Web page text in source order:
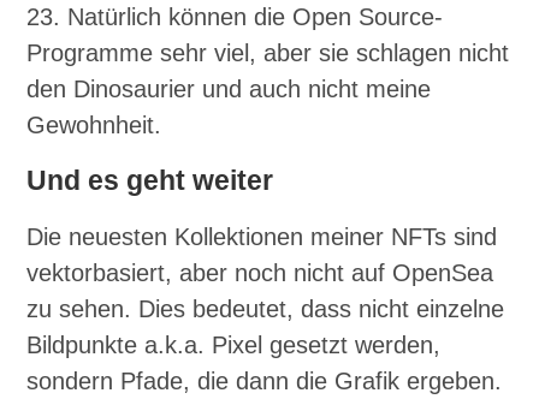
23. Natürlich können die Open Source-
Programme sehr viel, aber sie schlagen nicht
den Dinosaurier und auch nicht meine
Gewohnheit.
Und es geht weiter
Die neuesten Kollektionen meiner NFTs sind
vektorbasiert, aber noch nicht auf OpenSea
zu sehen. Dies bedeutet, dass nicht einzelne
Bildpunkte a.k.a. Pixel gesetzt werden,
sondern Pfade, die dann die Grafik ergeben.